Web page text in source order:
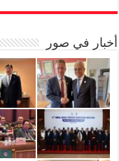
أخبار في صور